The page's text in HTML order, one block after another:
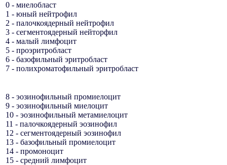
0 - миелобласт
1 - юный нейтрофил
2 - палочкоядерный нейтрофил
3 - сегментоядерный нейторфил
4 - малый лимфоцит
5 - проэритробласт
6 - базофильный эритробласт
7 - полихроматофильный эритробласт
8 - эозинофильный промиелоцит
9 - эозинофильный миелоцит
10 - эозинофильный метамиелоцит
11 - палочкоядерный эозинофил
12 - сегментоядерный эозинофил
13 - базофильный промиелоцит
14 - промоноцит
15 - средний лимфоцит